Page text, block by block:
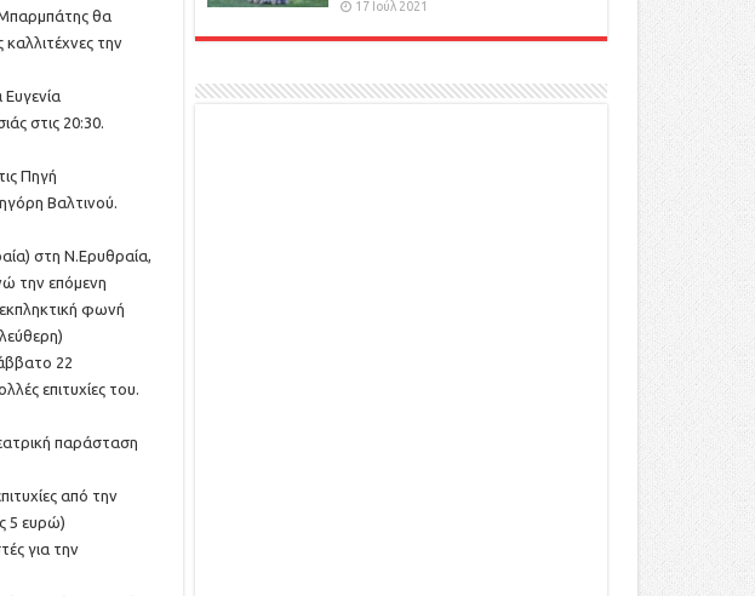
Μπαρμπάτης θα
την
Ευγενία
στις 20:30.
Πηγή
Βαλτινού.
στη Ν.Ερυθραία,
την επόμενη
φωνή
22
επιτυχίες του.
παράσταση
από την
5 ευρώ)
για την
17 Ιούλ 2021